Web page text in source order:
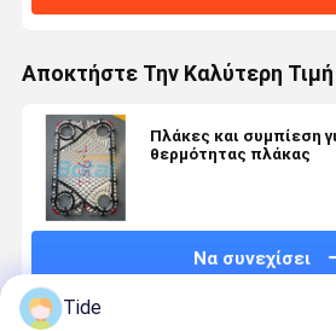
Αποκτήστε Την Καλύτερη Τιμή
Πλάκες και συμπίεση
θερμότητας πλάκας
Να συνεχίσει
Tide